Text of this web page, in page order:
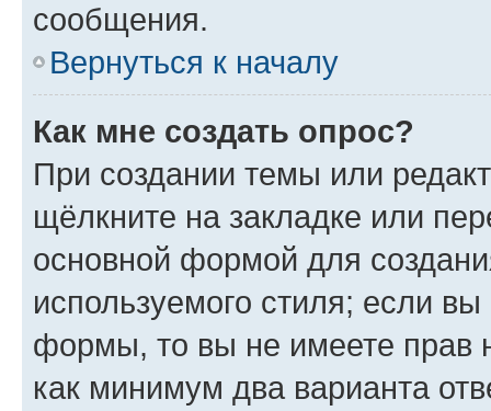
сообщения.
Вернуться к началу
Как мне создать опрос?
При создании темы или
щёлкните на закладке или
основной формой для
используемого стиля; если
формы, то вы не имеете прав
как минимум два варианта